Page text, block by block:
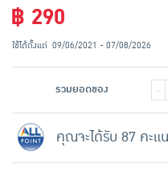
฿ 290
ใช้ได้ตั้งแต่ 09/06/2021 - 07/08/2026
รวมยอดของ -
คุณจะได้รับ 87 คะแ